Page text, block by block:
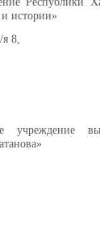
и истории»
8,
учреждение